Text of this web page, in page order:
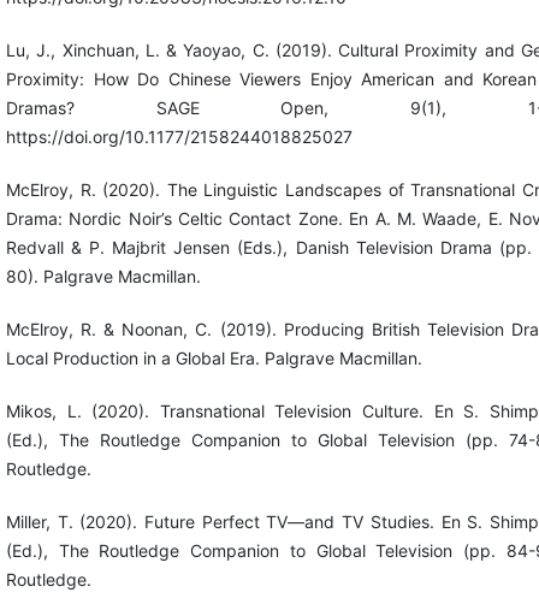
Lu, J., Xinchuan, L. & Yaoyao, C. (2019). Cultural Proximity and
Proximity: How Do Chinese Viewers Enjoy American and
Dramas? SAGE Open, 9(1), 1-
https://doi.org/10.1177/2158244018825027
McElroy, R. (2020). The Linguistic Landscapes of Transnational
Drama: Nordic Noir’s Celtic Contact Zone. En A. M. Waade, E.
Redvall & P. Majbrit Jensen (Eds.), Danish Television Drama
80). Palgrave Macmillan.
McElroy, R. & Noonan, C. (2019). Producing British Television
Local Production in a Global Era. Palgrave Macmillan.
Mikos, L. (2020). Transnational Television Culture. En S.
(Ed.), The Routledge Companion to Global Television (pp. 74-
Routledge.
Miller, T. (2020). Future Perfect TV—and TV Studies. En S.
(Ed.), The Routledge Companion to Global Television (pp. 84-
Routledge.